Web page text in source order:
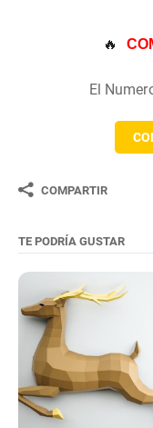
🔥
El
COMPARTIR
TE PODRÍA GUSTAR